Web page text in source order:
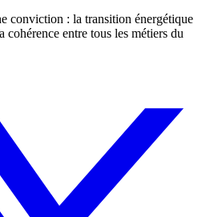
conviction : la transition énergétique
cohérence entre tous les métiers du